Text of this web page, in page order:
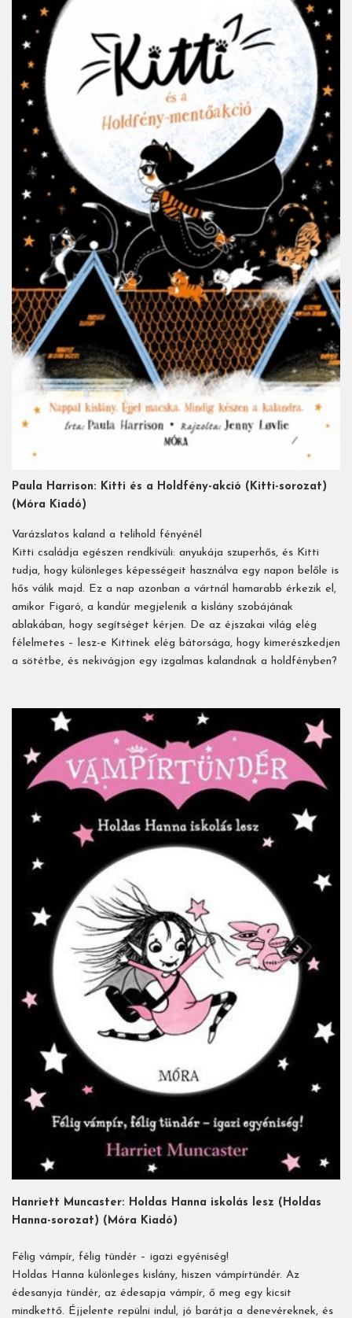
Paula Harrison: Kitti és a Holdfény-akció (Kitti-sorozat)
(Móra Kiadó)
Varázslatos kaland a telihold fényénél
Kitti családja egészen rendkívüli: anyukája szuperhős, és Kitti
tudja, hogy különleges képességeit használva egy napon belőle is
hős válik majd. Ez a nap azonban a vártnál hamarabb érkezik el,
amikor Figaró, a kandúr megjelenik a kislány szobájának
ablakában, hogy segítséget kérjen. De az éjszakai világ elég
félelmetes – lesz-e Kittinek elég bátorsága, hogy kimerészkedjen
a sötétbe, és nekivágjon egy izgalmas kalandnak a holdfényben?
Hanriett Muncaster: Holdas Hanna iskolás lesz (Holdas
Hanna-sorozat) (Móra Kiadó)
Félig vámpír, félig tündér – igazi egyéniség!
Holdas Hanna különleges kislány, hiszen vámpírtündér. Az
édesanyja tündér, az édesapja vámpír, ő meg egy kicsit
mindkettő. Éjjelente repülni indul, jó barátja a denevéreknek, és